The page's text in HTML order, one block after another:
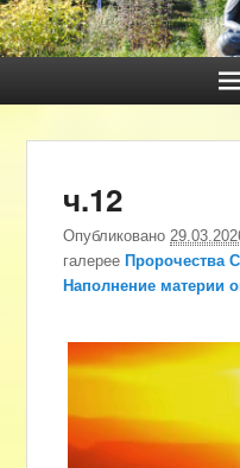
ч.12
Опубликовано
галерееПророчества
Наполнение материи